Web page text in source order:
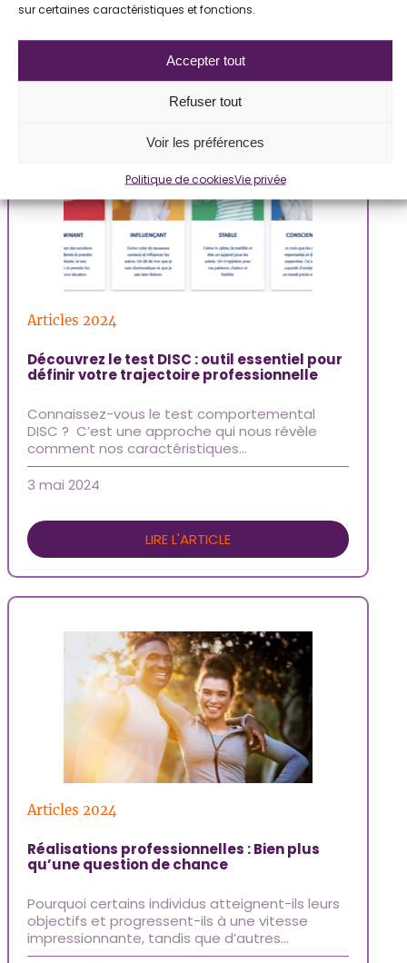
sur certaines caractéristiques et fonctions.
Accepter tout
Refuser tout
Voir les préférences
Politique de cookiesVie privée
Articles 2024
Découvrez le test DISC : outil essentiel pour
définir votre trajectoire professionnelle
Connaissez-vous le test comportemental
DISC ? C’est une approche qui nous révèle
comment nos caractéristiques…
3 mai 2024
LIRE L'ARTICLE
Articles 2024
Réalisations professionnelles : Bien plus
qu’une question de chance
Pourquoi certains individus atteignent-ils leurs
objectifs et progressent-ils à une vitesse
impressionnante, tandis que d’autres…